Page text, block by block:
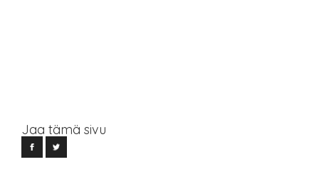
Jaa tämä sivu